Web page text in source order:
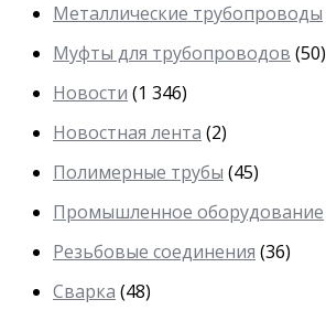
Металлические трубопроводы
Муфты для трубопроводов (50)
Новости (1 346)
Новостная лента (2)
Полимерные трубы (45)
Промышленное оборудование
Резьбовые соединения (36)
Сварка (48)